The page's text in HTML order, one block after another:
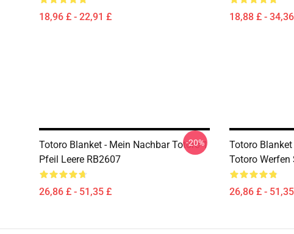
18,96 £ - 22,91 £ 18,88 £ -
Totoro Blanket - Mein Nachbar Totoro 1
Pfeil Leere RB2607
26,86 £ - 51,35 £
-20%
Totoro
Totoro Werfen
26,86 £ -